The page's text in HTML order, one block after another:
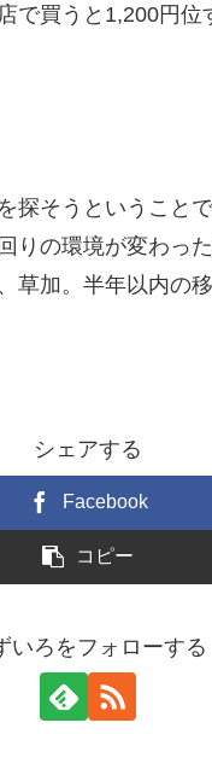
で買うと1,200円
探そうということ
りの環境が変わっ
草加。半年以内の移
シェアする
Facebook
コピー
いろをフォローする